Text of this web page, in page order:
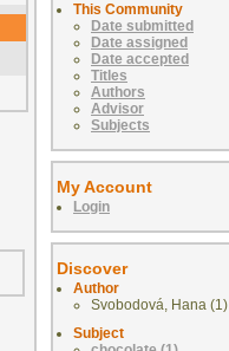
This Community
Date submitted
Date assigned
Date accepted
Titles
Authors
Advisor
Subjects
My Account
Login
Discover
Author
Svobodová, Hana (1)
Subject